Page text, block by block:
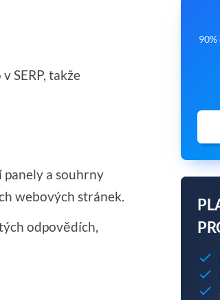
SERP, takže
a souhrny
webových stránek.
odpovědích,